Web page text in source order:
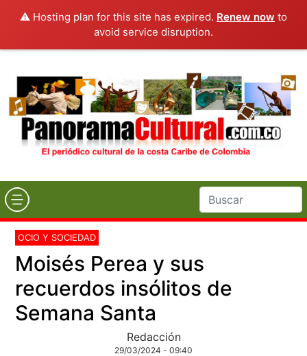
⚠️ Hosting plan for this site has expired. Renew now to
avoid service disruption.
OCIO Y SOCIEDAD
Moisés Perea y sus
recuerdos insólitos de
Semana Santa
Redacción
29/03/2024 - 09:40